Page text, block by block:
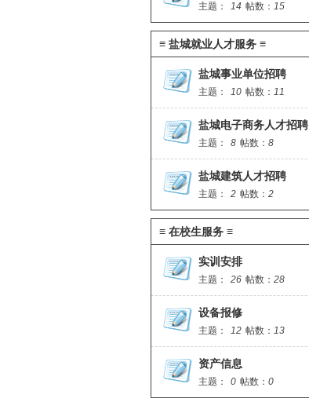
主题： 14 帖数： 15
≡ 盐城就业人才服务 ≡
盐城事业单位招聘
主题： 10 帖数： 11
盐城电子商务人才招聘
主题： 8 帖数： 8
盐城建筑人才招聘
主题： 2 帖数： 2
≡ 在校生服务 ≡
实训安排
主题： 26 帖数： 28
设备报修
主题： 12 帖数： 13
资产信息
主题： 0 帖数： 0